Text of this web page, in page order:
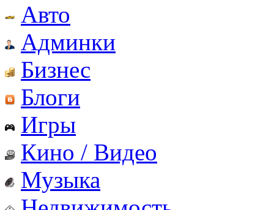
Авто
Админки
Бизнес
Блоги
Игры
Кино / Видео
Музыка